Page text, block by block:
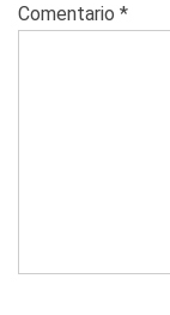
Comentario *